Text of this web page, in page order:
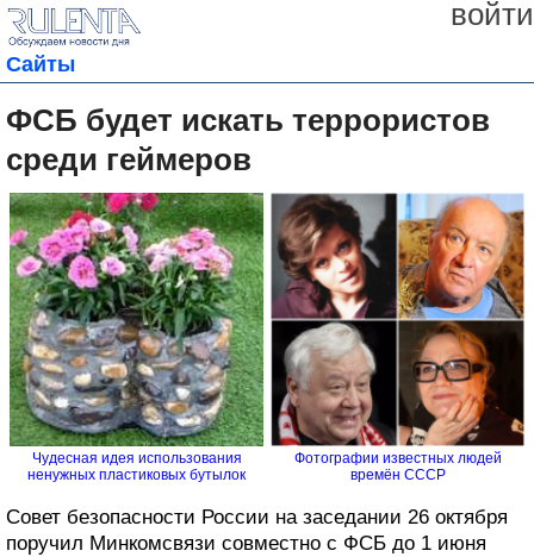
войти
Сайты
ФСБ будет искать террористов
среди геймеров
Чудесная идея использования
ненужных пластиковых бутылок
Фотографии известных людей
времён СССР
Совет безопасности России на заседании 26 октября
поручил Минкомсвязи совместно с ФСБ до 1 июня